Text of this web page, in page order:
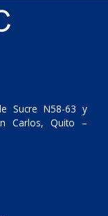
Sucre N58-63 y
Carlos, Quito –